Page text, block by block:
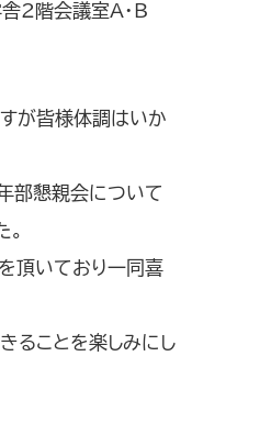
舎2階会議室A・B
が皆様体調はいか
懇親会について
頂いており一同喜
ることを楽しみにし